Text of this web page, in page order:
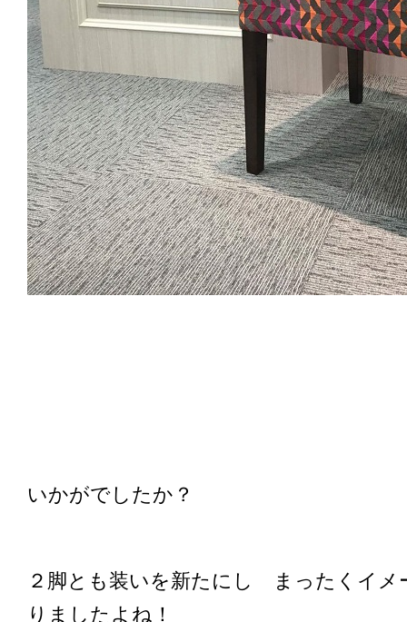
いかがでしたか？
２脚とも装いを新たにし まったくイメ
りましたよね！